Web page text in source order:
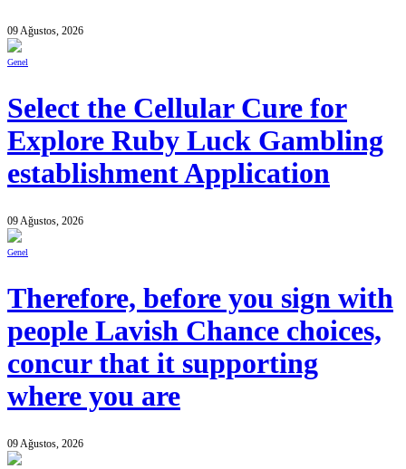
09 Ağustos, 2026
Genel
Select the Cellular Cure for
Explore Ruby Luck Gambling
establishment Application
09 Ağustos, 2026
Genel
Therefore, before you sign with
people Lavish Chance choices,
concur that it supporting
where you are
09 Ağustos, 2026